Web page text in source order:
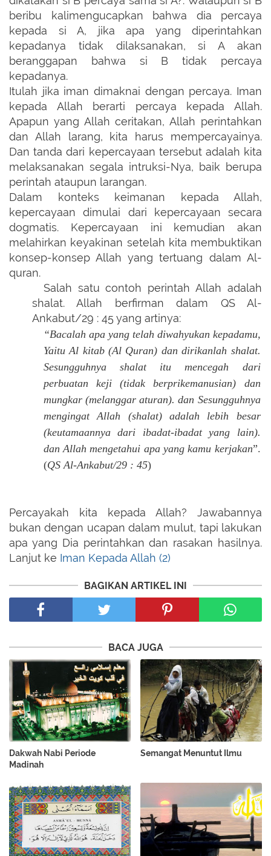
beribu kalimengucapkan bahwa dia percaya
kepada si A, jika apa yang diperintahkan
kepadanya tidak dilaksanakan, si A akan
beranggapan bahwa si B tidak percaya
kepadanya.
Itulah jika iman dimaknai dengan percaya. Iman
kepada Allah berarti percaya kepada Allah.
Apapun yang Allah ceritakan, Allah perintahkan
dan Allah larang, kita harus mempercayainya.
Dan tanda dari kepercayaan tersebut adalah kita
melaksanakan segala intruksi-Nya, baik berupa
perintah ataupun larangan.
Dalam konteks keimanan kepada Allah,
kepercayaan dimulai dari kepercayaan secara
dogmatis. Kepercayaan ini kemudian akan
melahirkan keyakinan setelah kita membuktikan
konsep-konsep Allah yang tertuang dalam Al-
quran.
Salah satu contoh perintah Allah adalah
shalat. Allah berfirman dalam QS Al-
Ankabut/29 : 45 yang artinya:
“Bacalah apa yang telah diwahyukan kepadamu,
Yaitu Al kitab (Al Quran) dan dirikanlah shalat.
Sesungguhnya shalat itu mencegah dari
perbuatan keji (tidak berprikemanusian) dan
mungkar (melanggar aturan). dan Sesungguhnya
mengingat Allah (shalat) adalah lebih besar
(keutamaannya dari ibadat-ibadat yang lain).
dan Allah mengetahui apa yang kamu kerjakan”.
(QS Al-Ankabut/29 : 45)
Percayakah kita kepada Allah? Jawabannya
bukan dengan ucapan dalam mulut, tapi lakukan
apa yang Dia perintahkan dan rasakan hasilnya.
Lanjut ke Iman Kepada Allah (2)
BAGIKAN ARTIKEL INI
BACA JUGA
Dakwah Nabi Periode
Madinah
Semangat Menuntut Ilmu